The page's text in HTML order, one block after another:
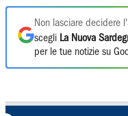
Non lasciare decidere
scegli La Nuova
per le tue notizie su